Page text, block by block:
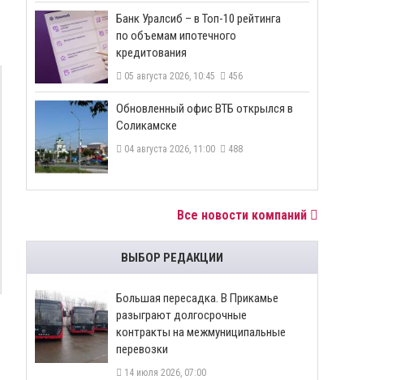
​Банк Уралсиб – в Топ-10 рейтинга
по объемам ипотечного
кредитования
05 августа 2026, 10:45 456
​Обновленный офис ВТБ открылся в
Соликамске
04 августа 2026, 11:00 488
Все новости компаний
ВЫБОР РЕДАКЦИИ
Большая пересадка. В Прикамье
разыграют долгосрочные
контракты на межмуниципальные
перевозки
14 июля 2026, 07:00